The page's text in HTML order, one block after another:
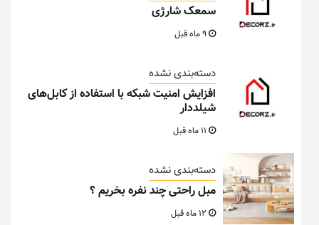
سمعک شارژی
دسته‌بندی نشده
افزایش امنیت شبکه با استفاده از کابل‌های
شیلددار
دسته‌بندی نشده
مبل راحتی چند نفره بخریم ؟